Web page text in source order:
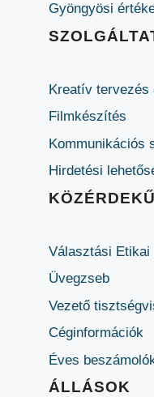
Gyöngyösi
Kreatív tervezés
Filmkészítés
Kommunikációs
Hirdetési
Választási Etikai
Üvegzseb
Vezető
Céginformációk
Éves
ÁLLÁSOK